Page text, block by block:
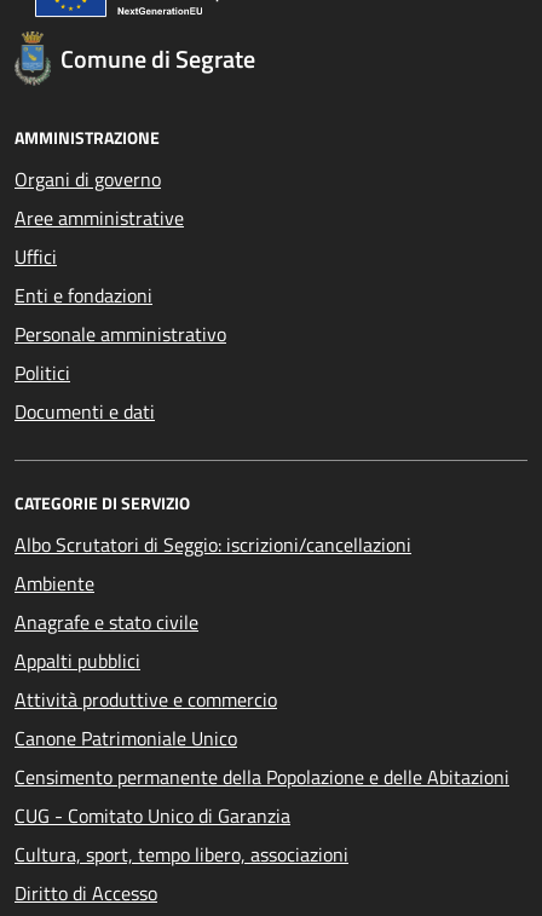
Comune di Segrate
AMMINISTRAZIONE
Organi di governo
Aree amministrative
Uffici
Enti e fondazioni
Personale amministrativo
Politici
Documenti e dati
CATEGORIE DI SERVIZIO
Albo Scrutatori di Seggio: iscrizioni/cancellazioni
Ambiente
Anagrafe e stato civile
Appalti pubblici
Attività produttive e commercio
Canone Patrimoniale Unico
Censimento permanente della Popolazione e delle Abitazioni
CUG - Comitato Unico di Garanzia
Cultura, sport, tempo libero, associazioni
Diritto di Accesso